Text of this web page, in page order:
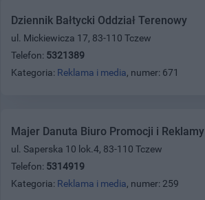
Dziennik Bałtycki Oddział Terenowy
ul. Mickiewicza 17, 83-110 Tczew
Telefon: 5321389
Kategoria: Reklama i media, numer: 671
Majer Danuta Biuro Promocji i Reklamy
ul. Saperska 10 lok.4, 83-110 Tczew
Telefon: 5314919
Kategoria: Reklama i media, numer: 259